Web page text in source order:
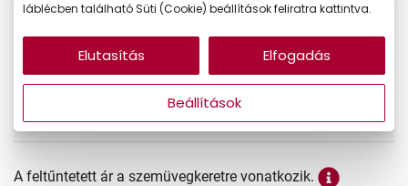
33.990 Ft
A feltűntetett ár a szemüvegkeretre vonatkozik.
láblécben található Süti (Cookie) beállítások feliratra kattintva.
Beállítások
Elutasítás Elfogadás